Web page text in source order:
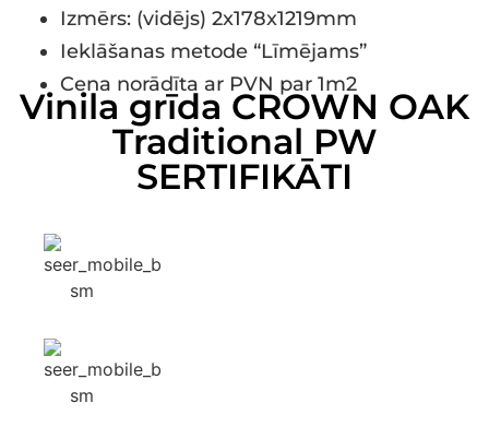
Izmērs: (vidējs) 2x178x1219mm
Ieklāšanas metode “Līmējams”
Cena norādīta ar PVN par 1m2
Vinila grīda CROWN OAK
Traditional PW
SERTIFIKĀTI